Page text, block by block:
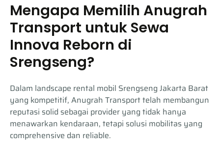
Mengapa Memilih Anugrah
Transport untuk Sewa
Innova Reborn di
Srengseng?
Dalam landscape rental mobil Srengseng Jakarta Barat
yang kompetitif, Anugrah Transport telah membangun
reputasi solid sebagai provider yang tidak hanya
menawarkan kendaraan, tetapi solusi mobilitas yang
comprehensive dan reliable.